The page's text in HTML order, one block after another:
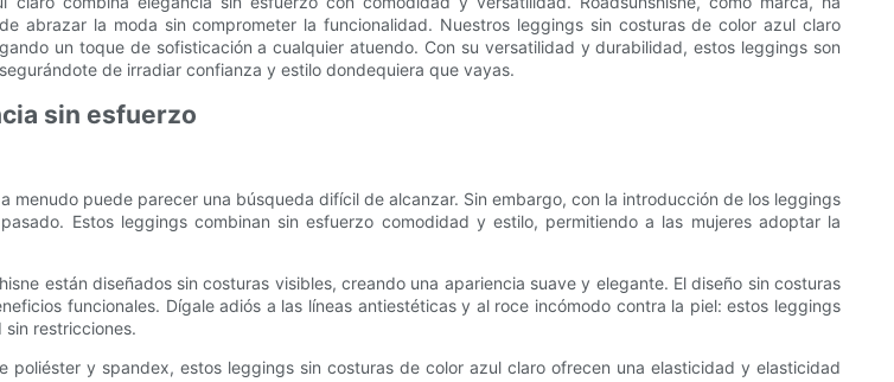
abrazar la moda sin comprometer la funcionalidad. Nuestros leggings sin costuras de color azul claro
un toque de sofisticación a cualquier atuendo. Con su versatilidad y durabilidad, estos leggings son
de irradiar confianza y estilo dondequiera que vayas.
sin esfuerzo
puede parecer una búsqueda difícil de alcanzar. Sin embargo, con la introducción de los leggings
Estos leggings combinan sin esfuerzo comodidad y estilo, permitiendo a las mujeres adoptar la
están diseñados sin costuras visibles, creando una apariencia suave y elegante. El diseño sin costuras
funcionales. Dígale adiós a las líneas antiestéticas y al roce incómodo contra la piel: estos leggings
restricciones.
y spandex, estos leggings sin costuras de color azul claro ofrecen una elasticidad y elasticidad